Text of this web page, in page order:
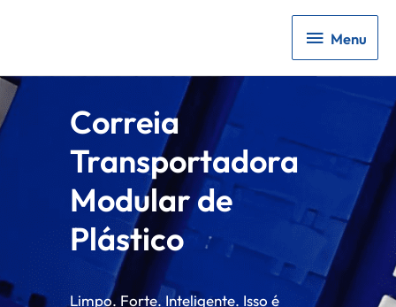
Menu
Menu
Correia
Transportadora
Modular de
Plástico
Limpo. Forte. Inteligente. Isso é